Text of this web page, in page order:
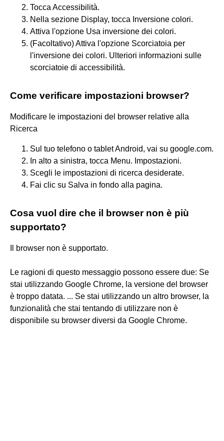
Tocca Accessibilità.
Nella sezione Display, tocca Inversione colori.
Attiva l'opzione Usa inversione dei colori.
(Facoltativo) Attiva l'opzione Scorciatoia per
l'inversione dei colori. Ulteriori informazioni sulle
scorciatoie di accessibilità.
Come verificare impostazioni browser?
Modificare le impostazioni del browser relative alla
Ricerca
Sul tuo telefono o tablet Android, vai su google.com.
In alto a sinistra, tocca Menu. Impostazioni.
Scegli le impostazioni di ricerca desiderate.
Fai clic su Salva in fondo alla pagina.
Cosa vuol dire che il browser non è più
supportato?
Il browser non è supportato.
Le ragioni di questo messaggio possono essere due: Se
stai utilizzando Google Chrome, la versione del browser
è troppo datata. ... Se stai utilizzando un altro browser, la
funzionalità che stai tentando di utilizzare non è
disponibile su browser diversi da Google Chrome.